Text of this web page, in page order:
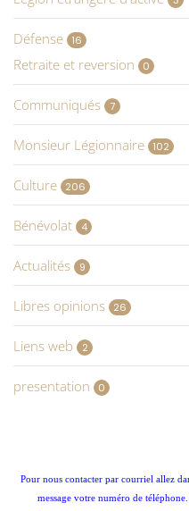
Défense 16
Retraite et reversion 0
Communiqués 7
Monsieur Légionnaire 102
Culture 206
Bénévolat 4
Actualités 9
Libres opinions 26
Liens web 2
presentation 0
Pour nous contacter par courriel allez
message votre numéro de